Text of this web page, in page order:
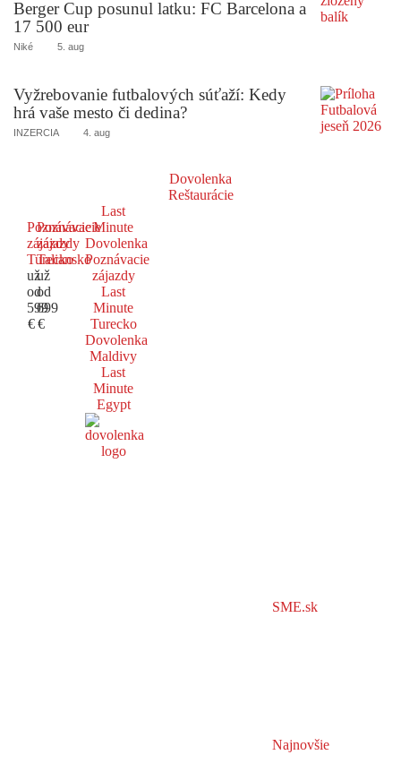
Berger Cup posunul latku: FC Barcelona a
17 500 eur
Niké 5. aug
Vyžrebovanie futbalových súťaží: Kedy
hrá vaše mesto či dedina?
INZERCIA 4. aug
Dovolenka
Reštaurácie
Poznávacie
zájazdy
Turecko
už
od
599
€
Poznávacie
zájazdy
Taliansko
už
od
699
€
Last
Minute
Dovolenka
Poznávacie
zájazdy
Last
Minute
Turecko
Dovolenka
Maldivy
Last
Minute
Egypt
SME.sk
Najnovšie